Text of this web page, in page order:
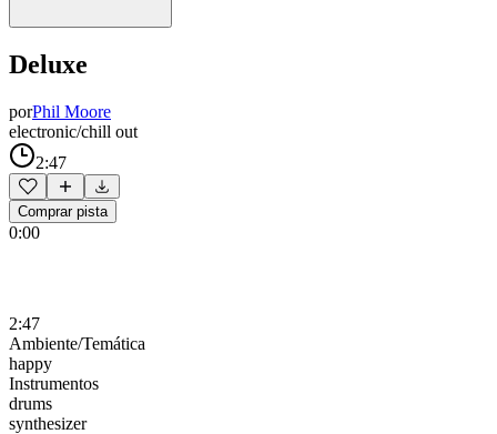
Deluxe
porPhil Moore
electronic/chill out
2:47
Comprar pista
0:00
2:47
Ambiente/Temática
happy
Instrumentos
drums
synthesizer